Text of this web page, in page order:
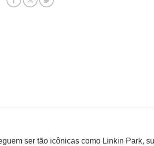
ser tão icônicas como Linkin Park,